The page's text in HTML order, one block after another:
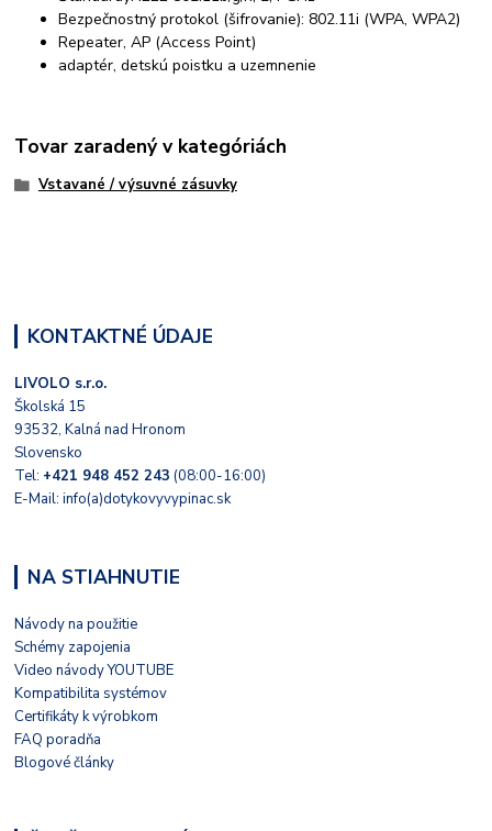
Bezpečnostný protokol (šifrovanie): 802.11i (WPA, WPA2)
Repeater, AP (Access Point)
adaptér, detskú poistku a uzemnenie
Tovar zaradený v kategóriách
Vstavané / výsuvné zásuvky
KONTAKTNÉ ÚDAJE
LIVOLO s.r.o.
Školská 15
93532, Kalná nad Hronom
Slovensko
Tel: +421 948 452 243 (08:00-16:00)
E-Mail: info(a)dotykovyvypinac.sk
NA STIAHNUTIE
Návody na použitie
Schémy zapojenia
Video návody YOUTUBE
Kompatibilita systémov
Certifikáty k výrobkom
FAQ poradňa
Blogové články